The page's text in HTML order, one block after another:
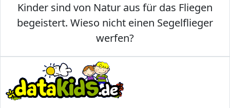
Kinder sind von Natur aus für das Fliegen
begeistert. Wieso nicht einen Segelflieger
werfen?